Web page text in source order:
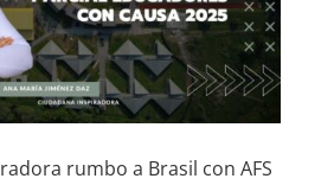
rumbo a Brasil con AFS